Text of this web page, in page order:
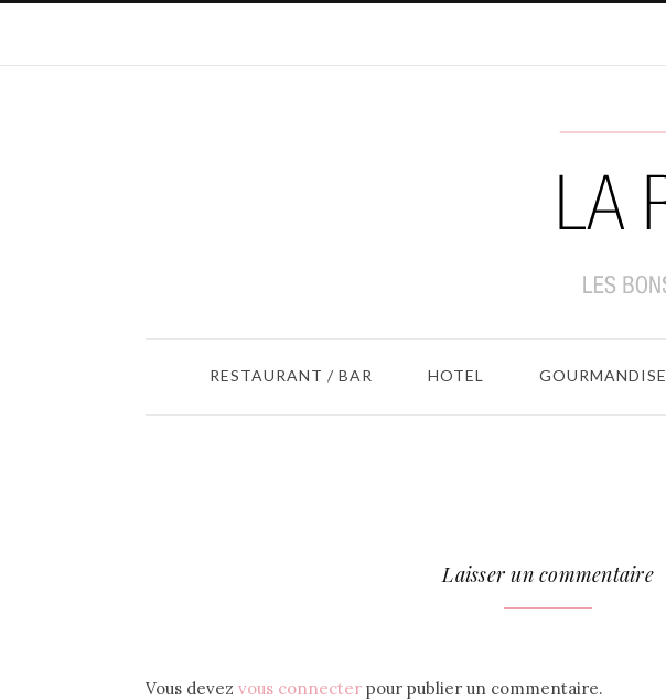
RESTAURANT / BAR HOTEL GOURMANDISE
Laisser un commentaire
Vous devez vous connecter pour publier un commentaire.